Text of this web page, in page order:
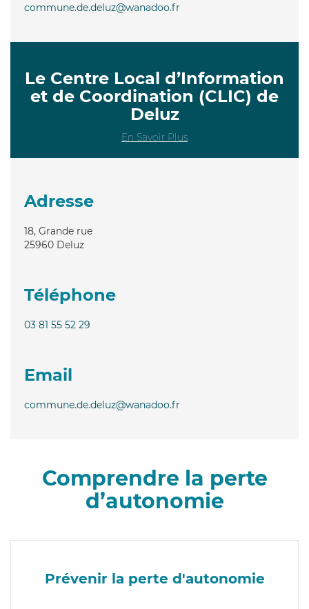
commune.de.deluz@wanadoo.fr
Le Centre Local d’Information
et de Coordination (CLIC) de
Deluz
En Savoir Plus
Adresse
18, Grande rue
25960 Deluz
Téléphone
03 81 55 52 29
Email
commune.de.deluz@wanadoo.fr
Comprendre la perte
d’autonomie
Prévenir la perte d'autonomie